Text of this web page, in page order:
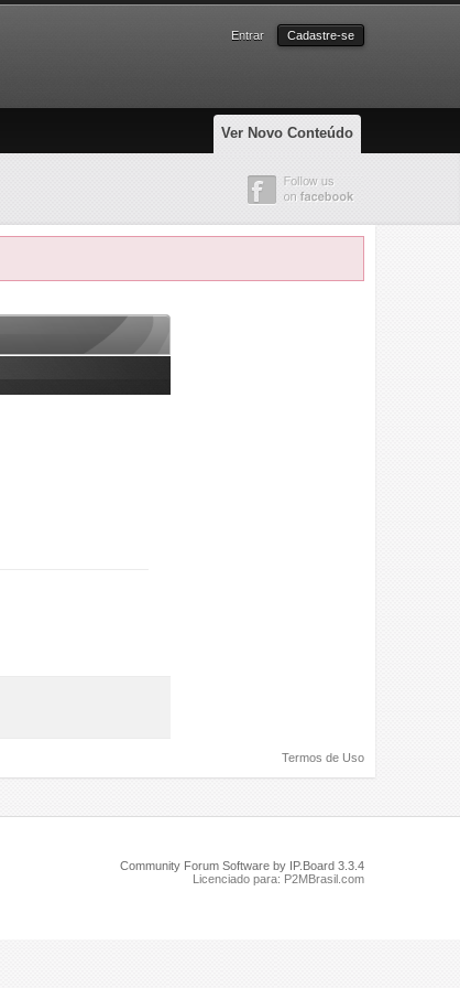
Entrar Cadastre-se
Ver Novo Conteúdo
Termos de Uso
Community Forum Software by IP.Board 3.3.4
Licenciado para: P2MBrasil.com